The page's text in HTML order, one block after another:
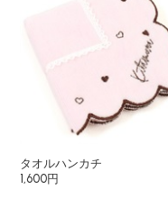
タオルハンカチ
1,600円